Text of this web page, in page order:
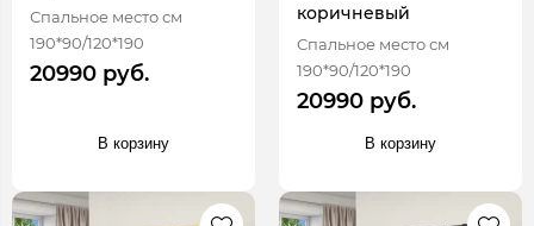
Спальное место см
190*90/120*190
20990 руб.
В корзину
коричневый
Спальное место см
190*90/120*190
20990 руб.
В корзину